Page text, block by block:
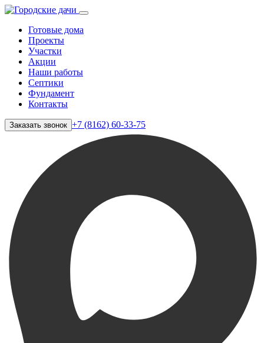
Готовые дома
Проекты
Участки
Акции
Наши работы
Септики
Фундамент
Контакты
Заказать звонок +7 (8162) 60-33-75